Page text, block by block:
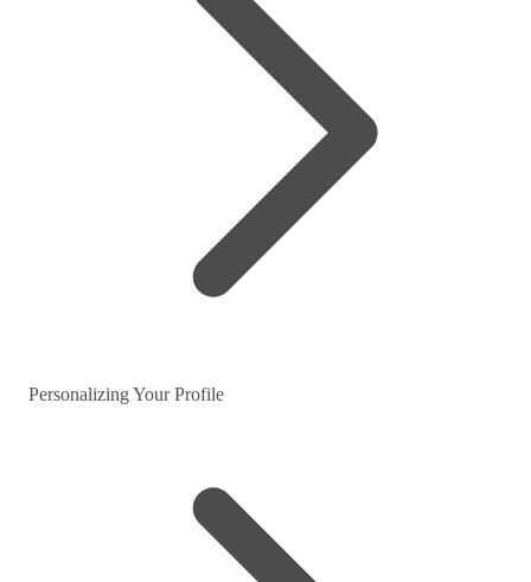
Personalizing Your Profile